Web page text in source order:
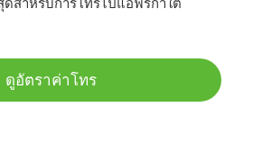
ดูอัตราค่าโทร